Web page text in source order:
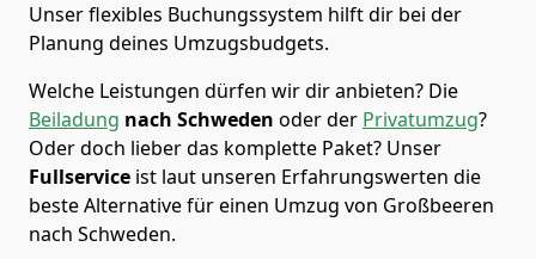
Unser flexibles Buchungssystem hilft dir bei der
Planung deines Umzugsbudgets.
Welche Leistungen dürfen wir dir anbieten? Die
Beiladung nach Schweden oder der Privatumzug?
Oder doch lieber das komplette Paket? Unser
Fullservice ist laut unseren Erfahrungswerten die
beste Alternative für einen Umzug von Großbeeren
nach Schweden.